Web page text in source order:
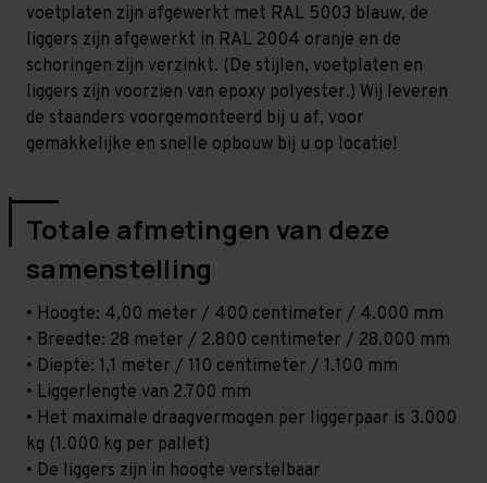
voetplaten zijn afgewerkt met RAL 5003 blauw, de
liggers zijn afgewerkt in RAL 2004 oranje en de
schoringen zijn verzinkt. (De stijlen, voetplaten en
liggers zijn voorzien van epoxy polyester.) Wij leveren
de staanders voorgemonteerd bij u af, voor
gemakkelijke en snelle opbouw bij u op locatie!
Totale afmetingen van deze
samenstelling
• Hoogte: 4,00 meter / 400 centimeter / 4.000 mm
• Breedte: 28 meter / 2.800 centimeter / 28.000 mm
• Diepte: 1,1 meter / 110 centimeter / 1.100 mm
• Liggerlengte van 2.700 mm
• Het maximale draagvermogen per liggerpaar is 3.000
kg (1.000 kg per pallet)
• De liggers zijn in hoogte verstelbaar